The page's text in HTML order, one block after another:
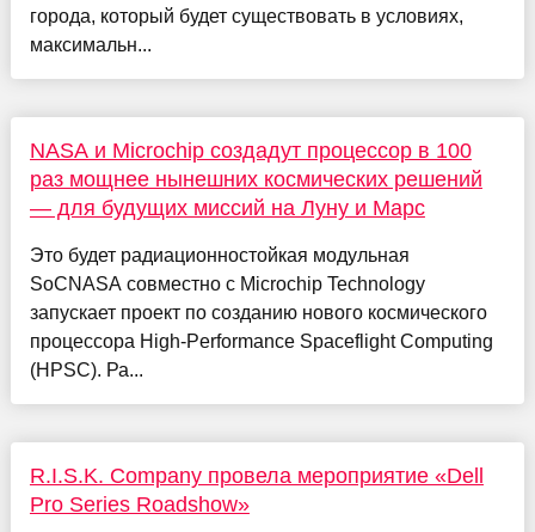
города, который будет существовать в условиях,
максимальн...
NASA и Microchip создадут процессор в 100
раз мощнее нынешних космических решений
— для будущих миссий на Луну и Марс
Это будет радиационностойкая модульная
SoCNASA совместно с Microchip Technology
запускает проект по созданию нового космического
процессора High-Performance Spaceflight Computing
(HPSC). Ра...
R.I.S.K. Company провела мероприятие «Dell
Pro Series Roadshow»